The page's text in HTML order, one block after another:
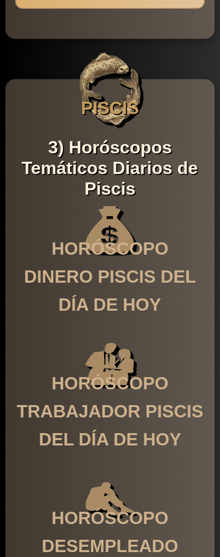
PISCIS
3) Horóscopos
Temáticos Diarios de
Piscis
HORÓSCOPO
DINERO PISCIS DEL
DÍA DE HOY
HORÓSCOPO
TRABAJADOR PISCIS
DEL DÍA DE HOY
HORÓSCOPO
DESEMPLEADO